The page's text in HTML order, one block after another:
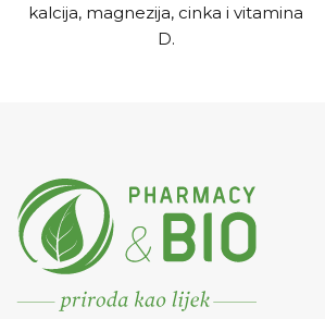
kalcija, magnezija, cinka i vitamina
D.